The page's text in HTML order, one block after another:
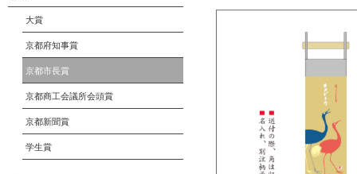
大賞
京都府知事賞
京都市長賞
京都商工会議所会頭賞
京都新聞賞
学生賞